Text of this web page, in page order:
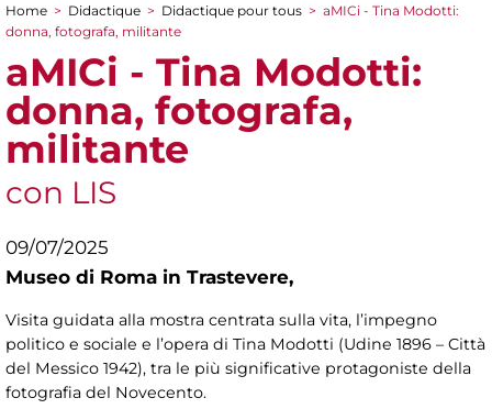
You are here
Home > Didactique > Didactique pour tous > aMICi - Tina Modotti:
donna, fotografa, militante
aMICi - Tina Modotti:
donna, fotografa,
militante
con LIS
09/07/2025
Museo di Roma in Trastevere,
Visita guidata alla mostra centrata sulla vita, l’impegno
politico e sociale e l’opera di Tina Modotti (Udine 1896 – Città
del Messico 1942), tra le più significative protagoniste della
fotografia del Novecento.